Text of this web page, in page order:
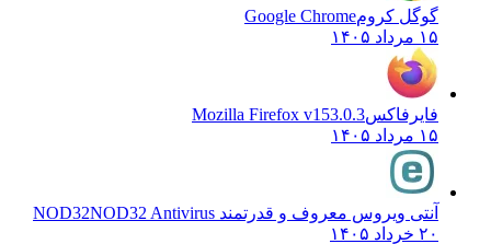
گوگل کرومGoogle Chrome
۱۵ مرداد ۱۴۰۵
فایرفاکسMozilla Firefox v153.0.3
۱۵ مرداد ۱۴۰۵
آنتی ویروس معروف و قدرتمند NOD32 NOD32 Antivirus
۲۰ خرداد ۱۴۰۵